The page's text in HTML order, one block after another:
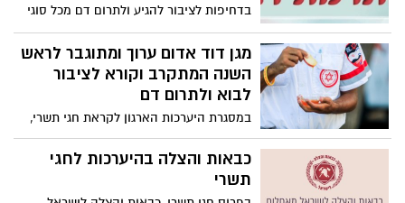
בדחיפות לציבור להגיע ולתרום דם מכל סוגי
הדם, ובמיוחד מדם מסוג O.
מגן דוד אדום ערוך ומתוגבר לראש
השנה המתקרב וקורא לציבור
לבוא ולתרום דם
במסגרת היערכות הארגון לקראת חגי תשרי,
תורחב פריסת החובשים והפראמדיקים של
מד"א ברחבי הארץ, באמבולנסים, בניידות
לטיפול נמרץ, באופנועים וברכבים הייחודיים
כבאות והצלה בהיערכות לחגי
תשרי